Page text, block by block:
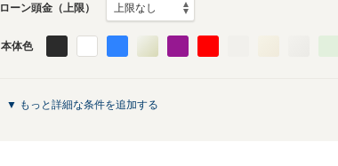
ローン頭金（上限）
本体色
▼ もっと詳細な条件を追加する